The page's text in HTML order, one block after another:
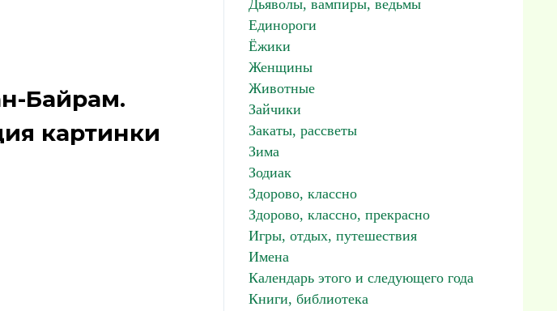
Байрам.
картинки
Дьяволы, вампиры, ведьмы
Единороги
Ёжики
Женщины
Животные
Зайчики
Закаты, рассветы
Зима
Зодиак
Здорово, классно
Здорово, классно, прекрасно
Игры, отдых, путешествия
Имена
Календарь этого и следующего года
Книги, библиотека